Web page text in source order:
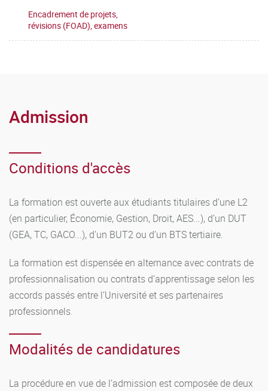
Encadrement de projets,
révisions (FOAD), examens
Admission
Conditions d'accès
La formation est ouverte aux étudiants titulaires d’une L2
(en particulier, Économie, Gestion, Droit, AES...), d’un DUT
(GEA, TC, GACO...), d'un BUT2 ou d’un BTS tertiaire.
La formation est dispensée en alternance avec contrats de
professionnalisation ou contrats d’apprentissage selon les
accords passés entre l’Université et ses partenaires
professionnels.
Modalités de candidatures
La procédure en vue de l’admission est composée de deux